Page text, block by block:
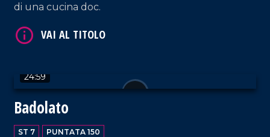
di una cucina doc.
24:59
Badolato
ST 7 PUNTATA 150
VAI AL TITOLO